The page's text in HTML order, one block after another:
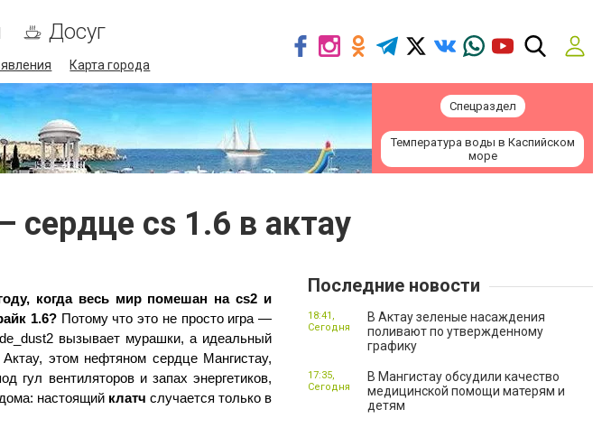
Досуг
Карта города
Спецраздел
Температура воды в Каспийском
море
cs 1.6 в актау
когда весь мир помешан на cs2 и
1.6? Потому что это не просто игра —
этом нефтяном сердце Мангистау,
гул вентиляторов и запах энергетиков,
настоящий клатч случается только в
Последние новости
В Актау зеленые насаждения
поливают по утвержденному
графику
18:41,
Сегодня
В Мангистау обсудили качество
медицинской помощи матерям и
детям
17:35,
Сегодня